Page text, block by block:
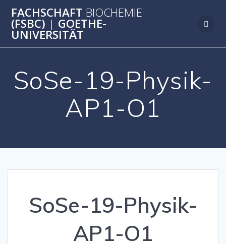
Inhalt
FACHSCHAFT BIOCHEMIE
(FSBC) | GOETHE-
UNIVERSITÄT
SoSe-19-Physik-
AP1-O1
SoSe-19-Physik-
AP1-O1